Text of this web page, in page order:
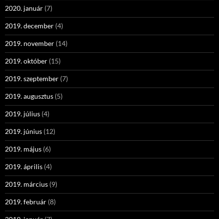
2020. január (7)
2019. december (4)
2019. november (14)
2019. október (15)
2019. szeptember (7)
2019. augusztus (5)
2019. július (4)
2019. június (12)
2019. május (6)
2019. április (4)
2019. március (9)
2019. február (8)